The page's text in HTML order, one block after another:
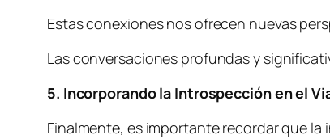
Estas conexiones nos ofrecen nuevas
Las conversaciones profundas y
5. Incorporando la Introspección en el
Finalmente, es importante recordar que